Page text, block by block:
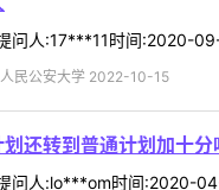
问人:17***11时间:2020-
民公安大学 2022-10-15
还转到普通计划加十分
问人:lo***om时间:2020-